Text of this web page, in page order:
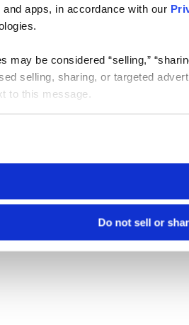
apps, in accordance with our
may be considered “selling,”
selling, sharing, or targeted
to this message.
Do not sell or